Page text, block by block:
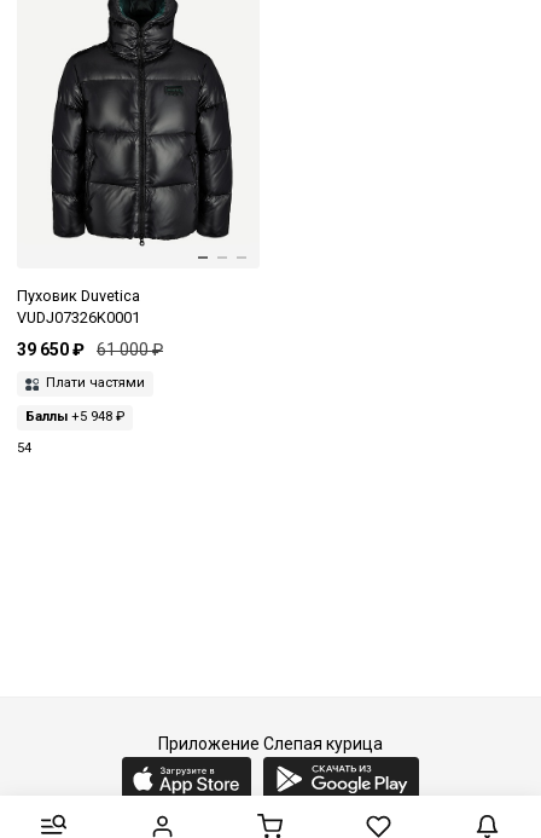
Пуховик Duvetica
VUDJ07326K0001
39 650 ₽ 61 000 ₽
Плати частями
Баллы +5 948 ₽
54
Приложение Слепая курица